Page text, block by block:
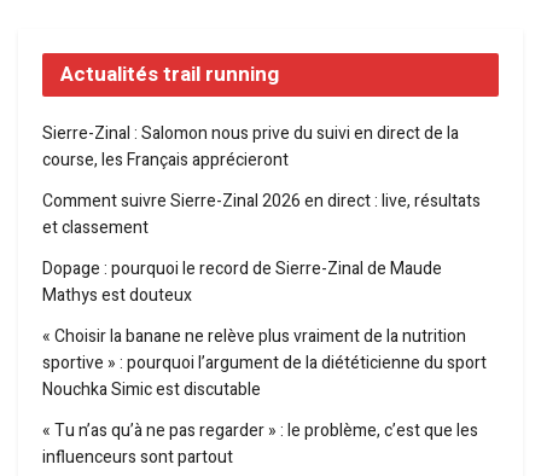
Actualités trail running
Sierre-Zinal : Salomon nous prive du suivi en direct de la
course, les Français apprécieront
Comment suivre Sierre-Zinal 2026 en direct : live, résultats
et classement
Dopage : pourquoi le record de Sierre-Zinal de Maude
Mathys est douteux
« Choisir la banane ne relève plus vraiment de la nutrition
sportive » : pourquoi l’argument de la diététicienne du sport
Nouchka Simic est discutable
« Tu n’as qu’à ne pas regarder » : le problème, c’est que les
influenceurs sont partout